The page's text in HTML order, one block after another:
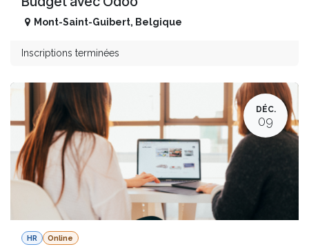
Mont-Saint-Guibert, Belgique
Inscriptions terminées
DÉC.
09
HR Online